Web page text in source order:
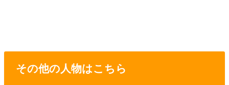
その他の人物はこちら